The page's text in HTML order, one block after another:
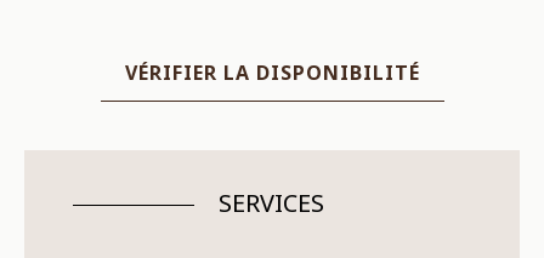
VÉRIFIER LA DISPONIBILITÉ
SERVICES